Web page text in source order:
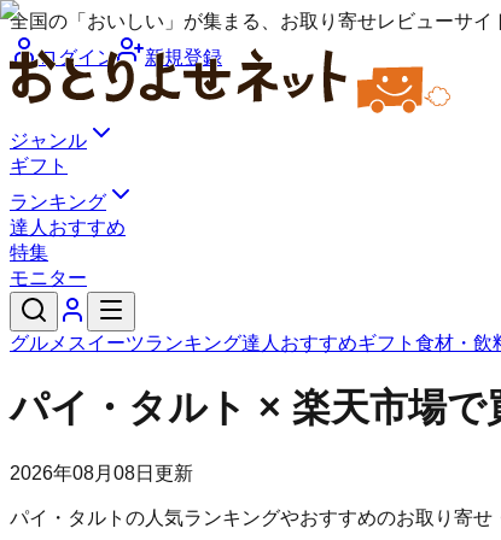
全国の「おいしい」が集まる、お取り寄せレビューサイ
ログイン
新規登録
ジャンル
ギフト
ランキング
達人おすすめ
特集
モニター
グルメ スイーツランキング達人おすすめギフト 食材・飲
パイ・タルト × 楽天市場
2026年08月08日 更新
パイ・タルトの人気ランキングやおすすめのお取り寄